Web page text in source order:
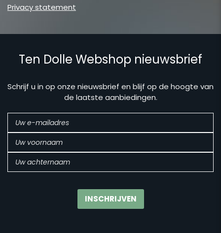
Privacy statement
Ten Dolle Webshop nieuwsbrief
Schrijf u in op onze nieuwsbrief en blijf op de hoogte van
de laatste aanbiedingen.